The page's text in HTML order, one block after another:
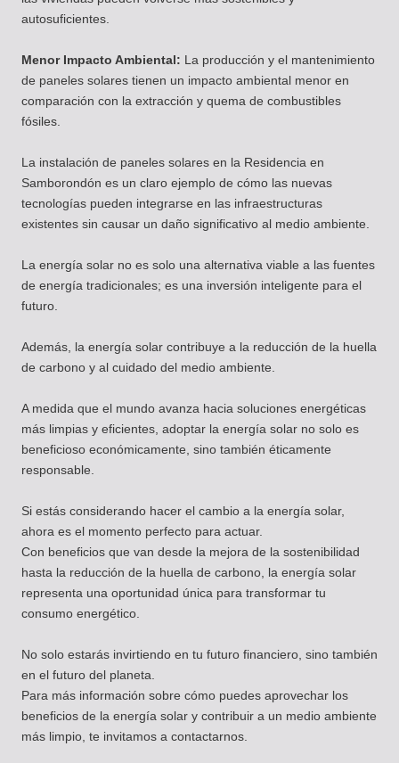
autosuficientes.
Menor Impacto Ambiental: La producción y el mantenimiento
de paneles solares tienen un impacto ambiental menor en
comparación con la extracción y quema de combustibles
fósiles.
La instalación de paneles solares en la Residencia en
Samborondón es un claro ejemplo de cómo las nuevas
tecnologías pueden integrarse en las infraestructuras
existentes sin causar un daño significativo al medio ambiente.
La energía solar no es solo una alternativa viable a las fuentes
de energía tradicionales; es una inversión inteligente para el
futuro.
Además, la energía solar contribuye a la reducción de la huella
de carbono y al cuidado del medio ambiente.
A medida que el mundo avanza hacia soluciones energéticas
más limpias y eficientes, adoptar la energía solar no solo es
beneficioso económicamente, sino también éticamente
responsable.
Si estás considerando hacer el cambio a la energía solar,
ahora es el momento perfecto para actuar.
Con beneficios que van desde la mejora de la sostenibilidad
hasta la reducción de la huella de carbono, la energía solar
representa una oportunidad única para transformar tu
consumo energético.
No solo estarás invirtiendo en tu futuro financiero, sino también
en el futuro del planeta.
Para más información sobre cómo puedes aprovechar los
beneficios de la energía solar y contribuir a un medio ambiente
más limpio, te invitamos a contactarnos.